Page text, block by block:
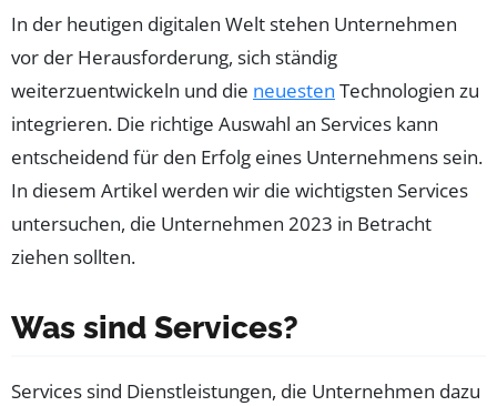
In der heutigen digitalen Welt stehen Unternehmen
vor der Herausforderung, sich ständig
weiterzuentwickeln und die neuesten Technologien zu
integrieren. Die richtige Auswahl an Services kann
entscheidend für den Erfolg eines Unternehmens sein.
In diesem Artikel werden wir die wichtigsten Services
untersuchen, die Unternehmen 2023 in Betracht
ziehen sollten.
Was sind Services?
Services sind Dienstleistungen, die Unternehmen dazu